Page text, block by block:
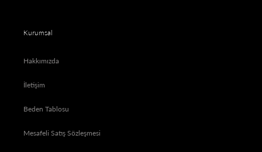
Kurumsal
Hakkımızda
İletişim
Beden Tablosu
Mesafeli Satış Sözleşmesi